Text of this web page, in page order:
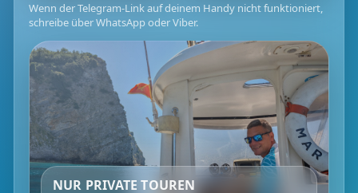
Wenn der Telegram‑Link auf deinem Handy nicht funktioniert,
schreibe über WhatsApp oder Viber.
NUR PRIVATE TOUREN